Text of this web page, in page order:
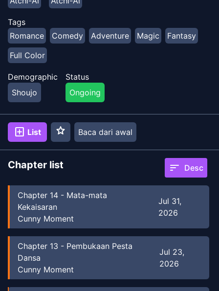
Tags
Romance
Comedy Adventure Magic
Fantasy
Full Color
Demographic
Shoujo
Status
Ongoing
add_box List star Baca dari awal
Chapter list sort Desc
Chapter 14- Mata-mata
Kekaisaran
Cunny Moment
Jul 31,
2026
Chapter 13 - Pembukaan Pesta
Dansa
Cunny Moment
Jul 23,
2026